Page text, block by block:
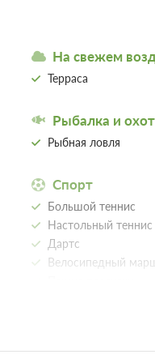
внесение предоплаты в
составляет 720 руб.
всего 4
комфорт Подробнее
x3 Три односпальных
подтверждение
питания
не возвращается
внесение предоплаты в
питания
На свежем
Терраса
Рыбалка и
Рыбная ловля
Спорт
Большой теннис
Настольный теннис
Дартс
Велосипедный